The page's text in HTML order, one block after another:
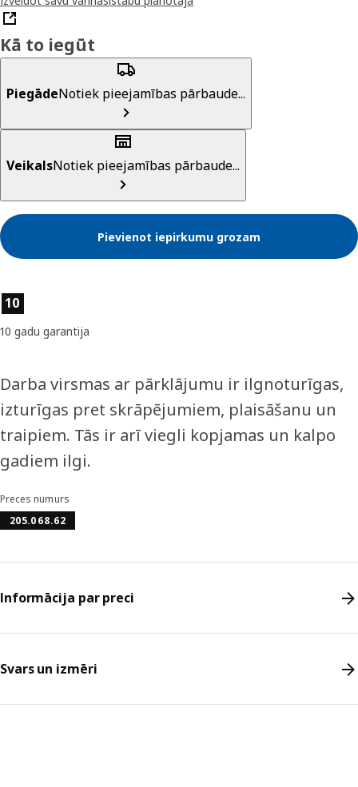
Kā to iegūt
PiegādeNotiek pieejamības pārbaude...
VeikalsNotiek pieejamības pārbaude...
Pievienot iepirkumu grozam
Preces īpašības
10
10 gadu garantija
Darba virsmas ar pārklājumu ir ilgnoturīgas,
izturīgas pret skrāpējumiem, plaisāšanu un
traipiem. Tās ir arī viegli kopjamas un kalpo
gadiem ilgi.
Preces numurs
205.068.62
Informācija par preci
Svars un izmēri